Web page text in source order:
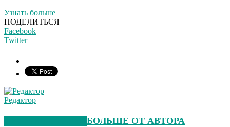
Узнать больше
ПОДЕЛИТЬСЯ
Facebook
Twitter
Редактор
БОЛЬШЕ ОТ АВТОРА